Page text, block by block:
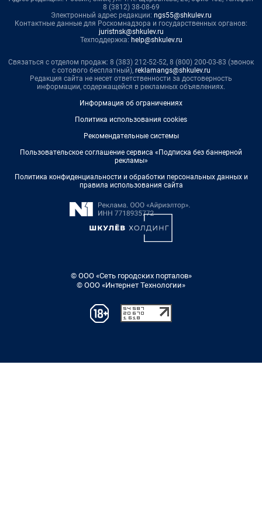
8 (3812) 38-08-69
Электронный адрес редакции: ngs55@shkulev.ru
Контактные данные для Роскомнадзора и государственных органов:
juristnsk@shkulev.ru
Техподдержка: help@shkulev.ru
Связаться с отделом продаж: 8 (383) 212-52-52, 8 (800) 200-03-83 (звонок
с сотового бесплатный), reklamangs@shkulev.ru
Редакция сайта не несет ответственности за достоверность
информации, содержащейся в рекламных объявлениях.
Информация об ограничениях
Политика использования cookies
Рекомендательные системы
Пользовательское соглашение сервиса «Подписка без баннерной
рекламы»
Политика конфиденциальности и обработки персональных данных и
правила использования сайта
© ООО «Сеть городских порталов»
© ООО «Интернет Технологии»